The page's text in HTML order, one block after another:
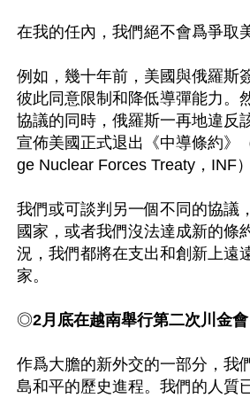
在我的任內，我們絕不會爲爭取
例如，幾十年前，美國與俄羅斯
彼此同意限制和降低導彈能力。
協議的同時，俄羅斯一再地違反
宣佈美國正式退出《中導條約》
ge Nuclear Forces Treaty，INF
我們或可談判另一個不同的協議
國家，或者我們沒法達成新的條
況，我們都將在支出和創新上遠
家。
◎2月底在越南舉行第二次川金會
作爲大膽的新外交的一部分，我
島和平的歷史進程。我們的人質